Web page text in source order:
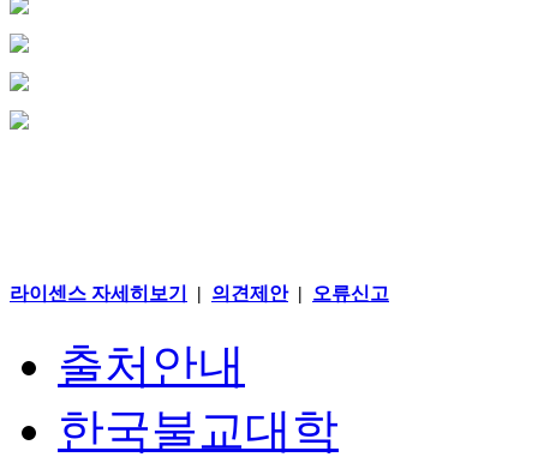
라이센스 자세히보기 | 의견제안| 오류신고
출처안내
한국불교대학